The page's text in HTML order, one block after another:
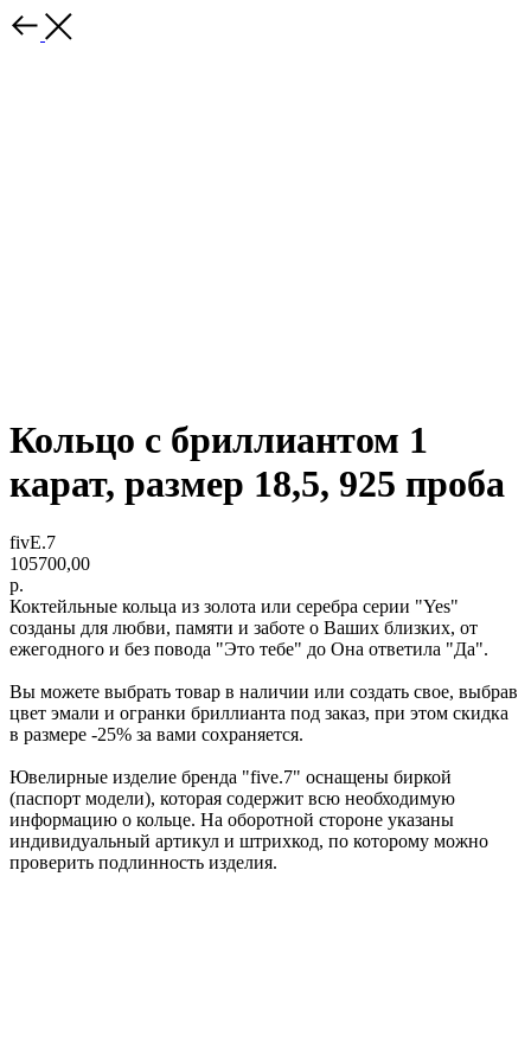
Кольцо с бриллиантом 1
карат, размер 18,5, 925 проба
fivE.7
105700,00
р.
Коктейльные кольца из золота или серебра серии "Yes"
созданы для любви, памяти и заботе о Ваших близких, от
ежегодного и без повода "Это тебе" до Она ответила "Да".
Вы можете выбрать товар в наличии или создать свое, выбрав
цвет эмали и огранки бриллианта под заказ, при этом скидка
в размере -25% за вами сохраняется.
Ювелирные изделие бренда "five.7" оснащены биркой
(паспорт модели), которая содержит всю необходимую
информацию о кольце. На оборотной стороне указаны
индивидуальный артикул и штрихкод, по которому можно
проверить подлинность изделия.